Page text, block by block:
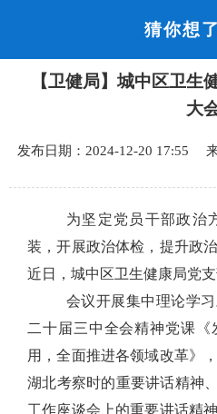
猜你想
品质城中
政府信息公开
互动回应
数据专题
【卫健局】城中区卫生
大
发布日期：2024-12-20 17:55
为坚定党员干部政治
装，开展政治体检， 提升政
近日
，城中区卫生健康局党
会议开展集中理论学
二十届三中全会精神党课
用，全面推进各领域改革》
湖北考察时的重要讲话精神
工作座谈会上的重要讲话精